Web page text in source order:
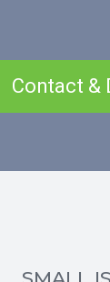
Contact &